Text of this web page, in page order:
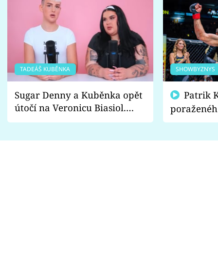
TADEÁŠ KUBĚNKA
Sugar Denny a Kuběnka opět
útočí na Veronicu Biasiol.
Proč je podle nich falešná a
SHOWBYZNYS
fanoušci